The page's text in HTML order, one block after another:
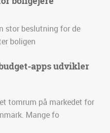
stor beslutning for de
boligen
apps udvikler
tomrum på markedet for
Mange fo